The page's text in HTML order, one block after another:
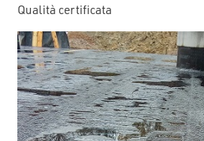
Qualità certificata